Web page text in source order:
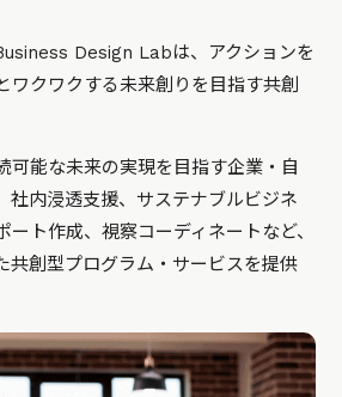
Design Labは、アクションを
ワクワクする未来創りを目指す共創
可能な未来の実現を目指す企業・自
社内浸透支援、サステナブルビジネ
ート作成、視察コーディネートなど、
共創型プログラム・サービスを提供